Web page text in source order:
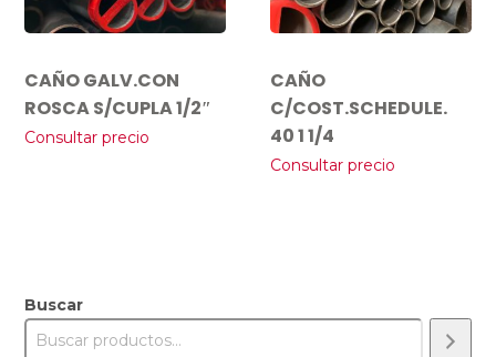
CAÑO GALV.CON
ROSCA S/CUPLA 1/2″
Consultar precio
CAÑO
C/COST.SCHEDULE.
40 1 1/4
Consultar precio
Buscar